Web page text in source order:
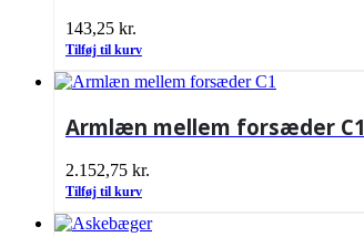
143,25 kr.
Tilføj til kurv
Armlæn mellem forsæder C1
2.152,75 kr.
Tilføj til kurv